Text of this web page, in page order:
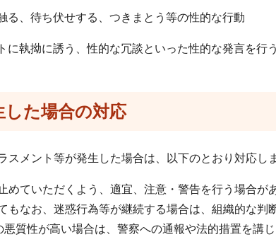
、待ち伏せする、つきまとう等の性的な行動
執拗に誘う、性的な冗談といった性的な発言を行う
した場合の対応
メント等が発生した場合は、以下のとおり対応しま
ていただくよう、適宜、注意・警告を行う場合が
なお、迷惑行為等が継続する場合は、組織的な判
質性が高い場合は、警察への通報や法的措置を講じ